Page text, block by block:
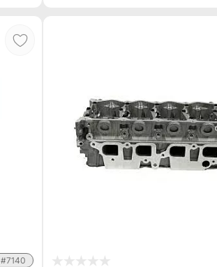
#7140